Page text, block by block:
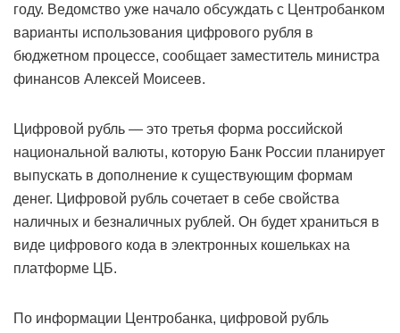
году. Ведомство уже начало обсуждать с Центробанком
варианты использования цифрового рубля в
бюджетном процессе, сообщает заместитель министра
финансов Алексей Моисеев.
Цифровой рубль — это третья форма российской
национальной валюты, которую Банк России планирует
выпускать в дополнение к существующим формам
денег. Цифровой рубль сочетает в себе свойства
наличных и безналичных рублей. Он будет храниться в
виде цифрового кода в электронных кошельках на
платформе ЦБ.
По информации Центробанка, цифровой рубль